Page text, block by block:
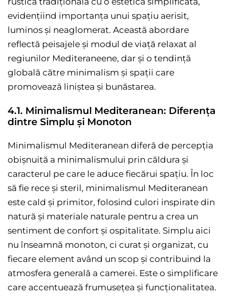
evidențiind importanța unui spațiu aerisit,
luminos și neaglomerat. Această abordare
reflectă peisajele și modul de viață relaxat al
regiunilor Mediteraneene, dar și o tendință
globală către minimalism și spații care
promovează liniștea și bunăstarea.
4.1. Minimalismul Mediteranean: Diferența
dintre Simplu și Monoton
Minimalismul Mediteranean diferă de percepția
obișnuită a minimalismului prin căldura și
caracterul pe care le aduce fiecărui spațiu. În loc
să fie rece și steril, minimalismul Mediteranean
este cald și primitor, folosind culori inspirate din
natură și materiale naturale pentru a crea un
sentiment de confort și ospitalitate. Simplu aici
nu înseamnă monoton, ci curat și organizat, cu
fiecare element având un scop și contribuind la
atmosfera generală a camerei. Este o simplificare
care accentuează frumusețea și funcționalitatea.